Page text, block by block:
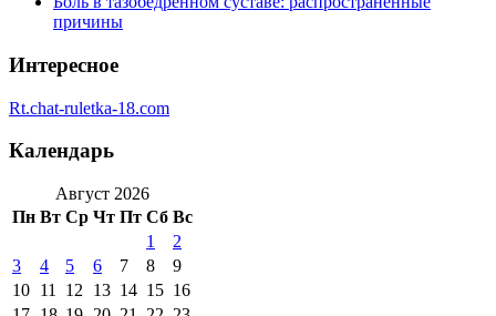
причины
Интересное
Rt.chat-ruletka-18.com
Календарь
Август 2026
Пн Вт Ср Чт Пт Сб Вс
1
2
3
4 5 6 7 8
9
10 11 12 13 14 15 16